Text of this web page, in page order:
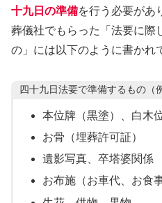
十九日の準備を行う必要があ
葬儀社でもらった「法要に際
の」には以下のように書かれ
四十九日法要で準備するもの（例
本位牌（黒塗）、白木
お骨（埋葬許可証）
遺影写真、卒塔婆関係
お布施（お車代、お食